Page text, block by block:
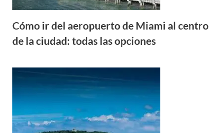
Cómo ir del aeropuerto de Miami al centro
de la ciudad: todas las opciones